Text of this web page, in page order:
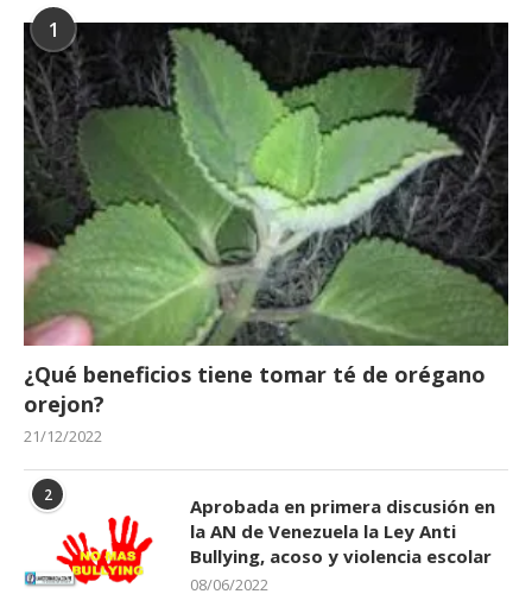
1
¿Qué beneficios tiene tomar té de orégano
orejon?
21/12/2022
2
Aprobada en primera discusión en
la AN de Venezuela la Ley Anti
Bullying, acoso y violencia escolar
08/06/2022